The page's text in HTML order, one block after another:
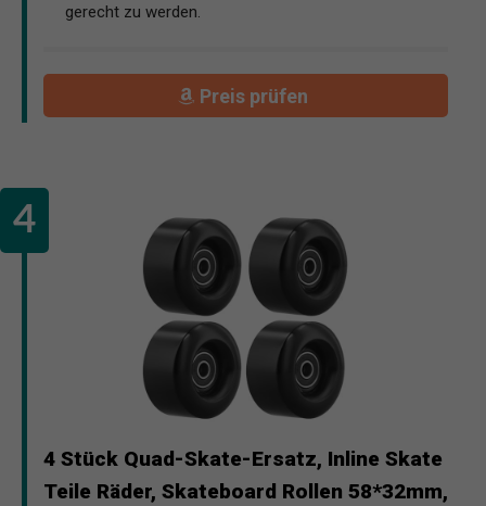
gerecht zu werden.
Preis prüfen
4 Stück Quad-Skate-Ersatz, Inline Skate
Teile Räder, Skateboard Rollen 58*32mm,